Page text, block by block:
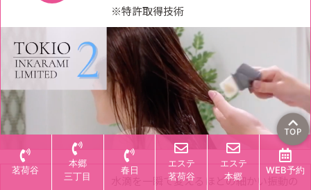
※特許取得技術
水滴を一瞬で変えるほどの細かい振動の
茗荷谷
本郷
三丁目
春日
エステ
茗荷谷
エステ
本郷
WEB予約